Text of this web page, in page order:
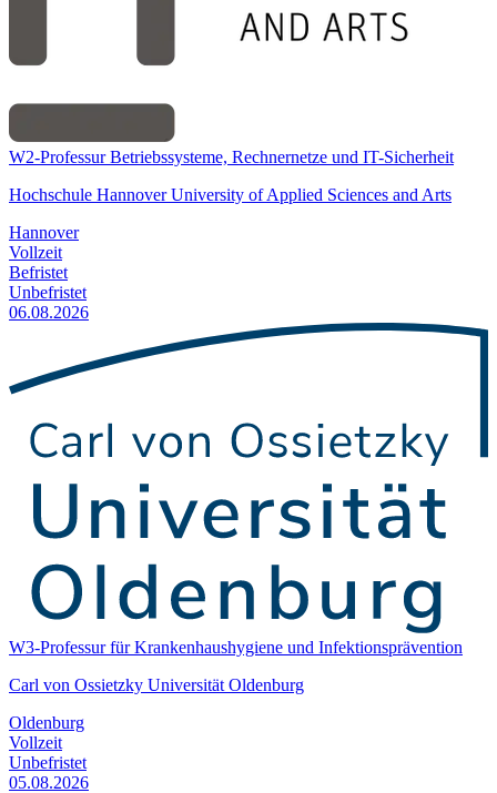
W2-Professur Betriebssysteme, Rechnernetze und IT-Sicherheit
Hochschule Hannover University of Applied Sciences and Arts
Hannover
Vollzeit
Befristet
Unbefristet
06.08.2026
W3-Professur für Krankenhaushygiene und Infektionsprävention
Carl von Ossietzky Universität Oldenburg
Oldenburg
Vollzeit
Unbefristet
05.08.2026